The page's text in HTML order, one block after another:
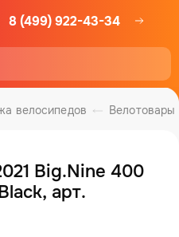
8 (499) 922-43-34
Велотовары
велосипедов
Big.Nine 400
арт.